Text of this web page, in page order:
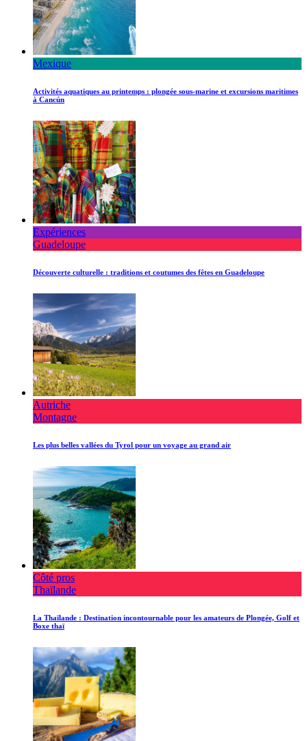
Mexique
Activités aquatiques au printemps : plongée sous-marine et excursions maritimes
à Cancún
Expériences
Guadeloupe
Découverte culturelle : traditions et coutumes des fêtes en Guadeloupe
Autriche
Montagne
Les plus belles vallées du Tyrol pour un voyage au grand air
Côté pros
Thaïlande
La Thaïlande : Destination incontournable pour les amateurs de Plongée, Golf et
Boxe thaï